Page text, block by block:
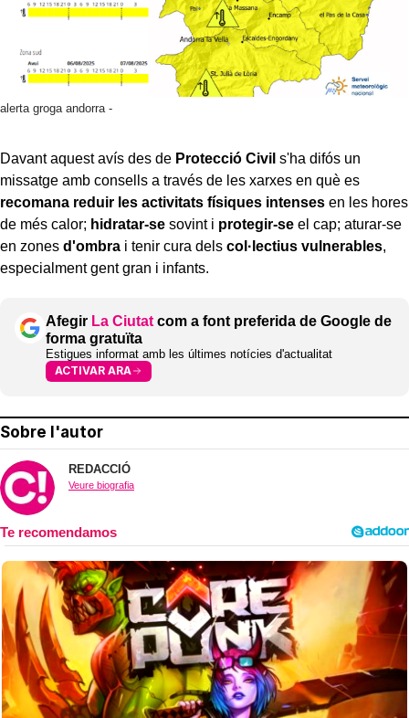
alerta groga andorra -
Davant aquest avís des de Protecció Civil s'ha difós un
missatge amb consells a través de les xarxes en què es
recomana reduir les activitats físiques intenses en les hores
de més calor; hidratar-se sovint i protegir-se el cap; aturar-se
en zones d'ombra i tenir cura dels col·lectius vulnerables,
especialment gent gran i infants.
Afegir La Ciutat com a font preferida de Google de
forma gratuïta
Estigues informat amb les últimes notícies d'actualitat
ACTIVAR ARA
Sobre l'autor
REDACCIÓ
Veure biografia